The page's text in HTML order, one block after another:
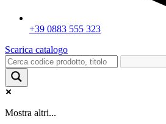
+39 0883 555 323
Scarica catalogo
Mostra altri...